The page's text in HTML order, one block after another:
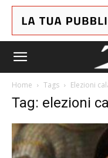
Home Tags Elezioni
Tag: elezioni